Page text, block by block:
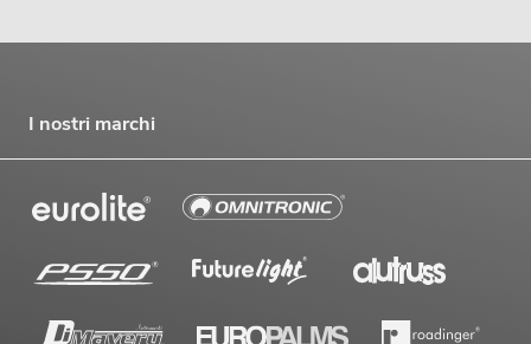
I nostri marchi